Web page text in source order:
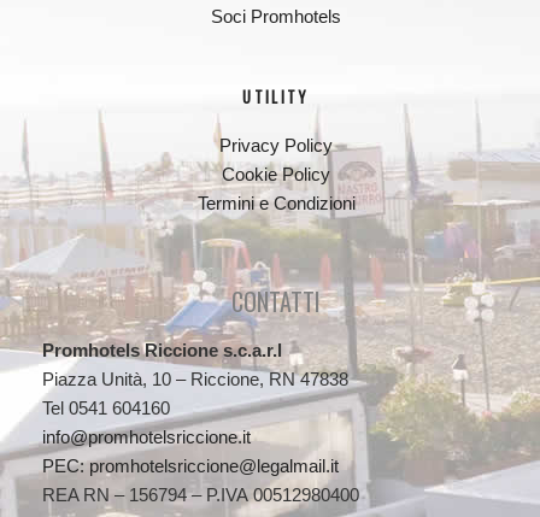
Soci Promhotels
UTILITY
Privacy Policy
Cookie Policy
Termini e Condizioni
CONTATTI
Promhotels Riccione s.c.a.r.l
Piazza Unità, 10 – Riccione, RN 47838
Tel 0541 604160
info@promhotelsriccione.it
PEC: promhotelsriccione@legalmail.it
REA RN – 156794 – P.IVA 00512980400